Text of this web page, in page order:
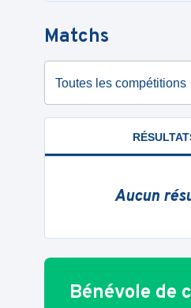
Matchs
Toutes les compétitions
Aucun
Bénévole de